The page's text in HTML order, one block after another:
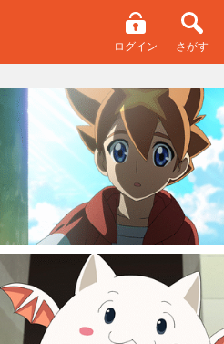
ログイン さがす